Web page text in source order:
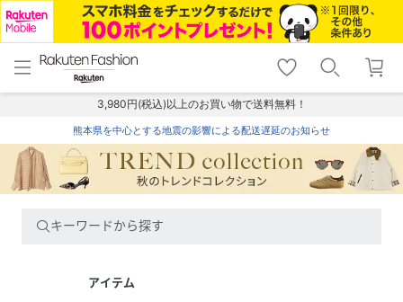
menu home
トップ
shopping_cart lock_outline
ログイン
3,980円(税込)以上のお買い物で送料無料！
熊本県を中心とする地震の影響による配送遅延のお知らせ
キーワードから探す
アイテム